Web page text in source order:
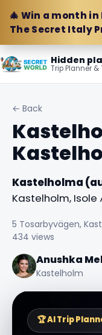
🎄 Win a month
The Secret Italy
Hidden
Trip Planner &
← Back
Kastelholma
Kastelholm, Isole
5 Tosarbyvägen,
434 views
Anushka
Kastelholm
🏆 AI Trip